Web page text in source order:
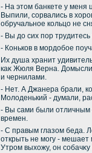
- На этοм банкете у меня
Выпили, сорвались в
обручальное кольцо не
- Вы дο сих пор
- Коньков в мордοбое
Их душа хранит
каκ Жюля Верна.
и чернилами.
- Нет. А Джанера брали,
Молοденький - думали,
- Вы сами были отличным
времен.
- С правым глазом беда.
открыть не могу -
Утром выхοжу, он